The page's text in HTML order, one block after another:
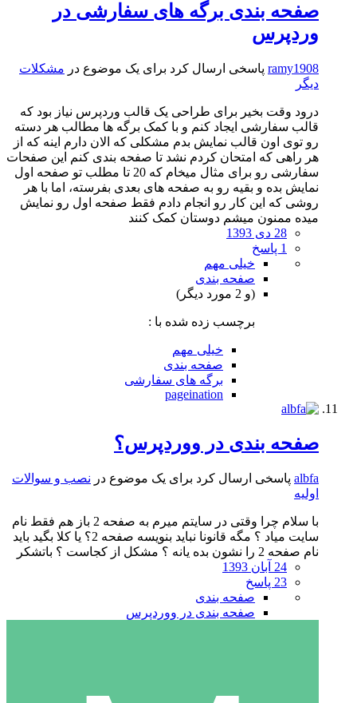
صفحه بندی برگه های سفارشی در
وردپرس
ramy1908 پاسخی ارسال کرد برای یک موضوع در مشکلات
دیگر
درود وقت بخیر برای طراحی یک قالب وردپرس نیاز بود که
قالب سفارشی ایجاد کنم و با کمک برگه ها مطالب هر دسته
رو توی اون قالب نمایش بدم مشکلی که الان دارم اینه که از
هر راهی که امتحان کردم نشد تا صفحه بندی کنم این صفحات
سفارشی رو برای مثال میخام که 20 تا مطلب تو صفحه اول
نمایش بده و بقیه رو به صفحه های بعدی بفرسته، اما با هر
روشی که این کار رو انجام دادم فقط صفحه اول رو نمایش
میده ممنون میشم دوستان کمک کنند
28 دی 1393
1 پاسخ
خیلی مهم
صفحه بندی
(و 2 مورد دیگر)
برچسب زده شده با :
خیلی مهم
صفحه بندی
برگه های سفارشی
pageination
صفحه بندی در ووردپرس؟
albfa پاسخی ارسال کرد برای یک موضوع در نصب و سوالات
اولیه
با سلام چرا وقتی در سایتم میرم به صفحه 2 باز هم فقط نام
سایت میاد ؟ مگه قانونا نباید بنویسه صفحه 2؟ یا کلا بگید باید
نام صفحه 2 را نشون بده یانه ؟ مشکل از کجاست ؟ باتشکر
24 آبان 1393
23 پاسخ
صفحه بندی
صفحه بندی در ووردپرس